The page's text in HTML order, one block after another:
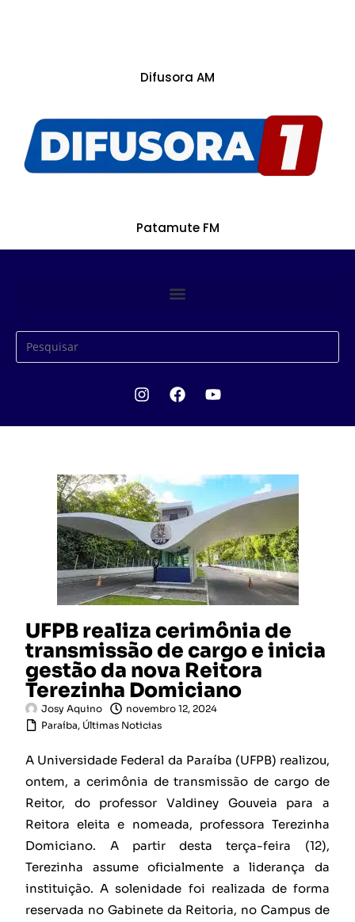
Difusora AM
Patamute FM
UFPB realiza cerimônia de
transmissão de cargo e inicia
gestão da nova Reitora
Terezinha Domiciano
Josy Aquino
novembro 12, 2024
Paraíba, Últimas Noticias
A Universidade Federal da Paraíba (UFPB) realizou,
ontem, a cerimônia de transmissão de cargo de
Reitor, do professor Valdiney Gouveia para a
Reitora eleita e nomeada, professora Terezinha
Domiciano. A partir desta terça-feira (12),
Terezinha assume oficialmente a liderança da
instituição. A solenidade foi realizada de forma
reservada no Gabinete da Reitoria, no Campus de